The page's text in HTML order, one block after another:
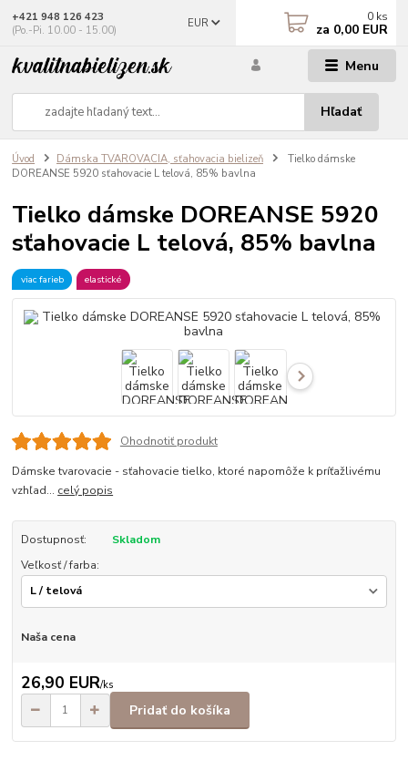
Menu
EUR
Hľadať
+421 948 126 423
(Po.-Pi. 10.00 - 15.00)
0 ks
za 0,00 EUR
Úvod Dámska TVAROVACIA, sťahovacia bielizeň
Tielko dámske
DOREANSE 5920 sťahovacie L telová, 85% bavlna
Tielko dámske DOREANSE 5920
sťahovacie L telová, 85% bavlna
viac farieb elastické
Ohodnotiť produkt
Dámske tvarovacie - sťahovacie tielko, ktoré napomôže k príťažlivému
vzhľad... celý popis
Dostupnosť:
Skladom
Veľkosť / farba:
Naša cena
26,90 EUR/ks
Pridať do košíka